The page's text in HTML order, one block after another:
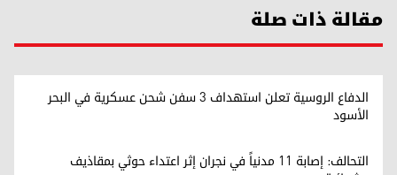
مقالة ذات صلة
الدفاع الروسية تعلن استهداف 3 سفن شحن عسكرية في البحر
الأسود
التحالف: إصابة 11 مدنياً في نجران إثر اعتداء حوثي بمقاذيف